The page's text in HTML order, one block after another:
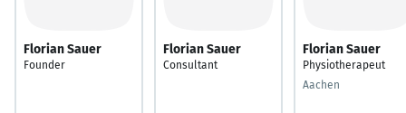
Florian Sauer
Founder
Florian Sauer
Consultant
Florian Sauer
Physiotherapeut
Aachen